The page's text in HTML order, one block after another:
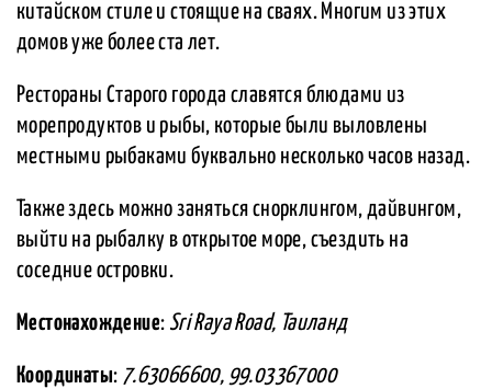
китайском стиле и стоящие на сваях. Многим из этих
домов уже более ста лет.
Рестораны Старого города славятся блюдами из
морепродуктов и рыбы, которые были выловлены
местными рыбаками буквально несколько часов назад.
Также здесь можно заняться снорклингом, дайвингом,
выйти на рыбалку в открытое море, съездить на
соседние островки.
Местонахождение: Sri Raya Road, Таиланд
Координаты: 7.63066600, 99.03367000